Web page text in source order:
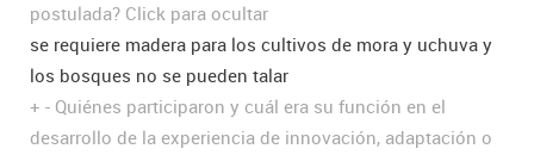
postulada? Click para ocultar
se requiere madera para los cultivos de mora y uchuva y
los bosques no se pueden talar
+ - Quiénes participaron y cuál era su función en el
desarrollo de la experiencia de innovación, adaptación o